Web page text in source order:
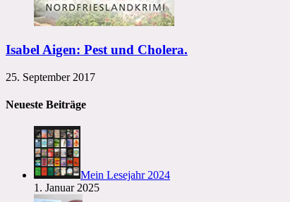
Isabel Aigen: Pest und Cholera.
25. September 2017
Neueste Beiträge
Mein Lesejahr 2024
1. Januar 2025